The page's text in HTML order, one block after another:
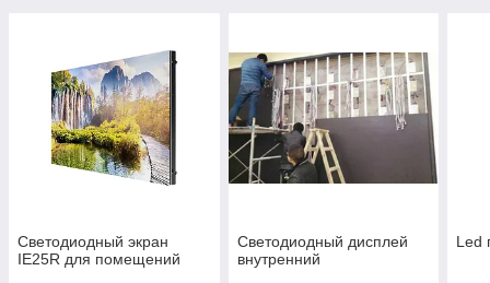
Светодиодный экран
IE25R для помещений
Светодиодный дисплей
внутренний
Led